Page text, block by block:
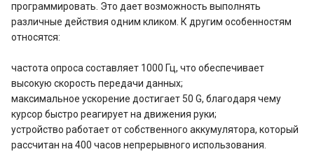
программировать. Это дает возможность выполнять
различные действия одним кликом. К другим особенностям
относятся:
частота опроса составляет 1000 Гц, что обеспечивает
высокую скорость передачи данных;
максимальное ускорение достигает 50 G, благодаря чему
курсор быстро реагирует на движения руки;
устройство работает от собственного аккумулятора, который
рассчитан на 400 часов непрерывного использования.